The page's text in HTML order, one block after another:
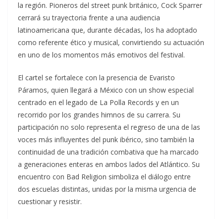
la región. Pioneros del street punk británico, Cock Sparrer
cerrará su trayectoria frente a una audiencia
latinoamericana que, durante décadas, los ha adoptado
como referente ético y musical, convirtiendo su actuación
en uno de los momentos más emotivos del festival.
El cartel se fortalece con la presencia de Evaristo
Páramos, quien llegará a México con un show especial
centrado en el legado de La Polla Records y en un
recorrido por los grandes himnos de su carrera. Su
participación no solo representa el regreso de una de las
voces más influyentes del punk ibérico, sino también la
continuidad de una tradición combativa que ha marcado
a generaciones enteras en ambos lados del Atlántico. Su
encuentro con Bad Religion simboliza el diálogo entre
dos escuelas distintas, unidas por la misma urgencia de
cuestionar y resistir.